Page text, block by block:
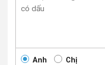
Anh Chị